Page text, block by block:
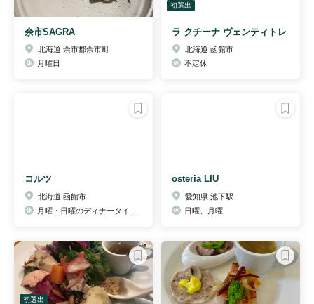
余市SAGRA
北海道 余市郡余市町
月曜日
初選出
ラ クチーナ ヴェンティトレ
北海道 函館市
不定休
コルツ
北海道 函館市
osteria LIU
愛知県 池下駅
日曜、月曜
初選出